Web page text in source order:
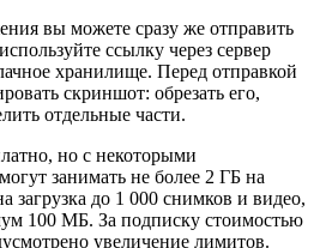
вы можете сразу же отправить
ссылку через сервер
хранилище. Перед отправкой
скриншот: обрезать его,
отдельные части.
но с некоторыми
занимать не более 2 ГБ на
загрузка до 1 000 снимков и видео,
100 МБ. За подписку стоимостью
увеличение лимитов.